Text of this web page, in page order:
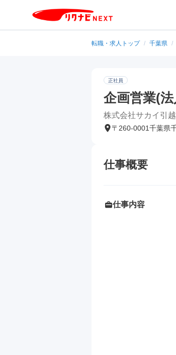
転職・求人トップ / 千葉県 /
正社員
企画営業(
株式会社サカイ引
〒260-0001千葉県
仕事概要
仕事内容